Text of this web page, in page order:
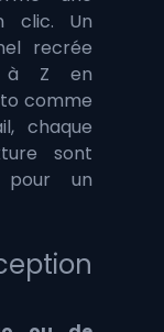
clic. Un
recrée
à Z en
comme
chaque
sont
pour un